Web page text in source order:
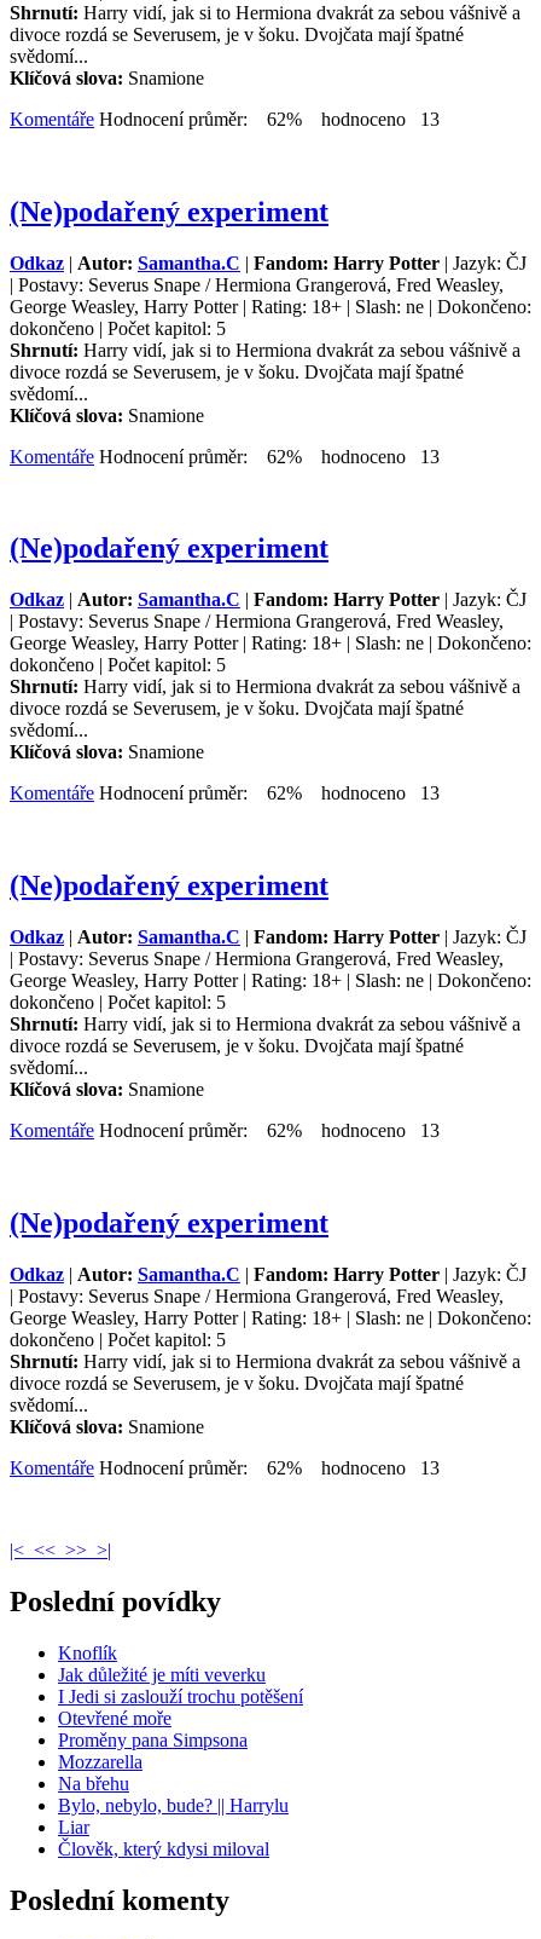
Shrnutí: Harry vidí, jak si to Hermiona dvakrát za sebou vášnivě a
divoce rozdá se Severusem, je v šoku. Dvojčata mají špatné
svědomí...
Klíčová slova: Snamione
Komentáře Hodnocení průměr: 62% hodnoceno 13
(Ne)podařený experiment
Odkaz | Autor: Samantha.C | Fandom: Harry Potter | Jazyk: ČJ
| Postavy: Severus Snape / Hermiona Grangerová, Fred Weasley,
George Weasley, Harry Potter | Rating: 18+ | Slash: ne | Dokončeno:
dokončeno | Počet kapitol: 5
Shrnutí: Harry vidí, jak si to Hermiona dvakrát za sebou vášnivě a
divoce rozdá se Severusem, je v šoku. Dvojčata mají špatné
svědomí...
Klíčová slova: Snamione
Komentáře Hodnocení průměr: 62% hodnoceno 13
(Ne)podařený experiment
Odkaz | Autor: Samantha.C | Fandom: Harry Potter | Jazyk: ČJ
| Postavy: Severus Snape / Hermiona Grangerová, Fred Weasley,
George Weasley, Harry Potter | Rating: 18+ | Slash: ne | Dokončeno:
dokončeno | Počet kapitol: 5
Shrnutí: Harry vidí, jak si to Hermiona dvakrát za sebou vášnivě a
divoce rozdá se Severusem, je v šoku. Dvojčata mají špatné
svědomí...
Klíčová slova: Snamione
Komentáře Hodnocení průměr: 62% hodnoceno 13
(Ne)podařený experiment
Odkaz | Autor: Samantha.C | Fandom: Harry Potter | Jazyk: ČJ
| Postavy: Severus Snape / Hermiona Grangerová, Fred Weasley,
George Weasley, Harry Potter | Rating: 18+ | Slash: ne | Dokončeno:
dokončeno | Počet kapitol: 5
Shrnutí: Harry vidí, jak si to Hermiona dvakrát za sebou vášnivě a
divoce rozdá se Severusem, je v šoku. Dvojčata mají špatné
svědomí...
Klíčová slova: Snamione
Komentáře Hodnocení průměr: 62% hodnoceno 13
(Ne)podařený experiment
Odkaz | Autor: Samantha.C | Fandom: Harry Potter | Jazyk: ČJ
| Postavy: Severus Snape / Hermiona Grangerová, Fred Weasley,
George Weasley, Harry Potter | Rating: 18+ | Slash: ne | Dokončeno:
dokončeno | Počet kapitol: 5
Shrnutí: Harry vidí, jak si to Hermiona dvakrát za sebou vášnivě a
divoce rozdá se Severusem, je v šoku. Dvojčata mají špatné
svědomí...
Klíčová slova: Snamione
Komentáře Hodnocení průměr: 62% hodnoceno 13
|< << >> >|
Poslední povídky
Knoflík
Jak důležité je míti veverku
I Jedi si zaslouží trochu potěšení
Otevřené moře
Proměny pana Simpsona
Mozzarella
Na břehu
Bylo, nebylo, bude? || Harrylu
Liar
Člověk, který kdysi miloval
Poslední komenty